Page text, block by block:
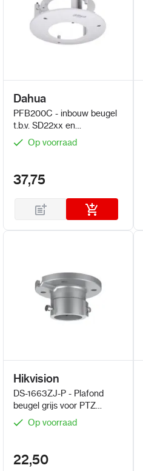
Dahua
PFB200C - inbouw beugel
t.b.v. SD22xx en
HDBW2xxx
Op voorraad
37,75
Hikvision
DS-1663ZJ-P - Plafond
beugel grijs voor PTZ
camera's
Op voorraad
22,50